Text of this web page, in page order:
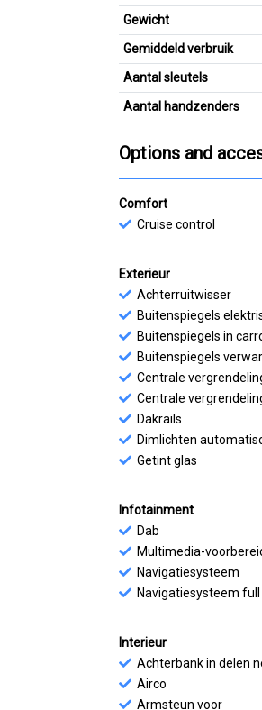
Gewicht
Gemiddeld verbruik
Aantal sleutels
Aantal handzenders
Options and
Comfort
Cruise control
Exterieur
Achterruitwisser
Buitenspiegels
Buitenspiegels in
Buitenspiegels
Centrale
Centrale
Dakrails
Dimlichten
Getint glas
Infotainment
Dab
Multimedia-
Navigatiesysteem
Navigatiesysteem
Interieur
Achterbank in delen
Airco
Armsteun voor